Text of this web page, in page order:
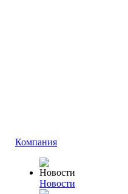
Компания
Новости